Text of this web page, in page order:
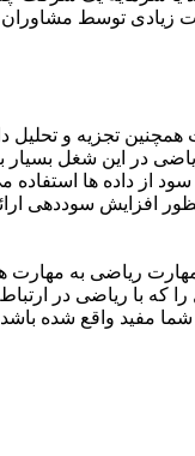
زیادی توسط
تجزیه و تحلیل
در این شغل بسیار
از داده ها استفاده
افزایش سوددهی
ریاضی به مهارت
که با ریاضی در ارتباط
مفید واقع شده